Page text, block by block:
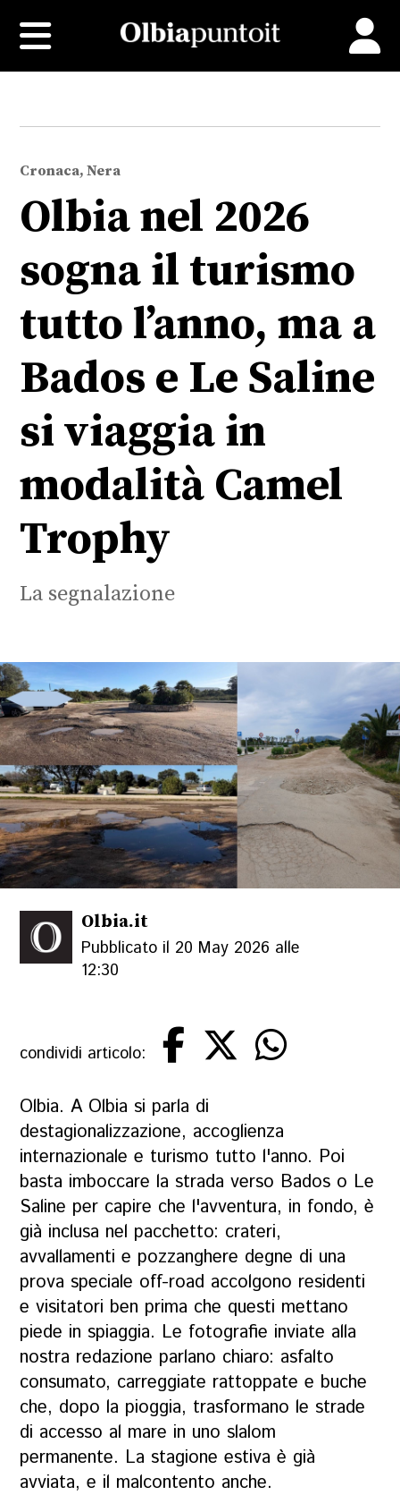
Cronaca, Nera
Olbia nel 2026
sogna il turismo
tutto l’anno, ma a
Bados e Le Saline
si viaggia in
modalità Camel
Trophy
La segnalazione
Olbia.it
Pubblicato il 20 May 2026 alle
12:30
condividi articolo:
Olbia. A Olbia si parla di
destagionalizzazione, accoglienza
internazionale e turismo tutto l'anno. Poi
basta imboccare la strada verso Bados o Le
Saline per capire che l'avventura, in fondo, è
già inclusa nel pacchetto: crateri,
avvallamenti e pozzanghere degne di una
prova speciale off-road accolgono residenti
e visitatori ben prima che questi mettano
piede in spiaggia. Le fotografie inviate alla
nostra redazione parlano chiaro: asfalto
consumato, carreggiate rattoppate e buche
che, dopo la pioggia, trasformano le strade
di accesso al mare in uno slalom
permanente. La stagione estiva è già
avviata, e il malcontento anche.